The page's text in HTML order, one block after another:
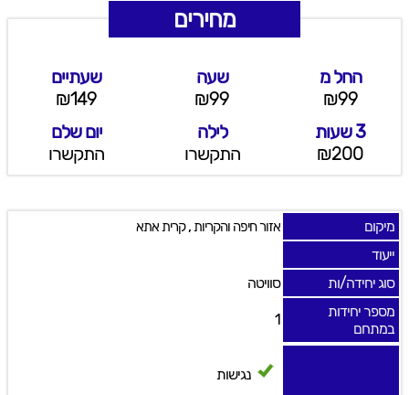
מחירים
החל מ
₪99
שעה
₪99
שעתיים
₪149
3 שעות
₪200
לילה
התקשרו
יום שלם
התקשרו
מיקום אזור חיפה והקריות,קרית אתא
ייעוד
סוג יחידה/ות
סוויטה
מספר יחידות
במתחם
1
נגישות